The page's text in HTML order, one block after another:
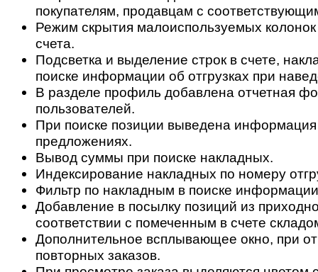
покупателям, продавцам с
Режим скрытия малоиспользуемых
счета.
Подсветка и выделение строк в счете,
поиске информации об отгрузках при
В разделе профиль добавлена отчетная
пользователей.
При поиске позиции выведена
предложениях.
Вывод суммы при поиске накладных.
Индексирование накладных по номеру
Фильтр по накладным в поиске информации
Добавление в посылку позиций из
соответствии с помеченным в счете
Дополнительное всплывающее окно, при
повторных заказов.